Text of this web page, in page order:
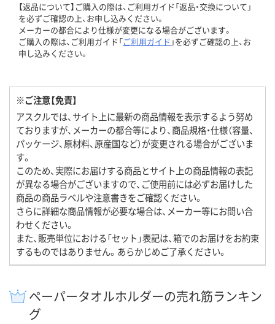
【返品について】ご購入の際は、ご利用ガイド「返品・交換について」
を必ずご確認の上、お申し込みください。
メーカーの都合により仕様が変更になる場合がございます。
ご購入の際は、ご利用ガイド「ご利用ガイド 」を必ずご確認の上、お
申し込みください。
※ご注意【免責】
アスクルでは、サイト上に最新の商品情報を表示するよう努め
ておりますが、メーカーの都合等により、商品規格・仕様（容量、
パッケージ、原材料、原産国など）が変更される場合がございま
す。
このため、実際にお届けする商品とサイト上の商品情報の表記
が異なる場合がございますので、ご使用前には必ずお届けした
商品の商品ラベルや注意書きをご確認ください。
さらに詳細な商品情報が必要な場合は、メーカー等にお問い合
わせください。
また、販売単位における「セット」表記は、箱でのお届けをお約束
するものではありません。あらかじめご了承ください。
ペーパータオルホルダーの売れ筋ランキン
グ